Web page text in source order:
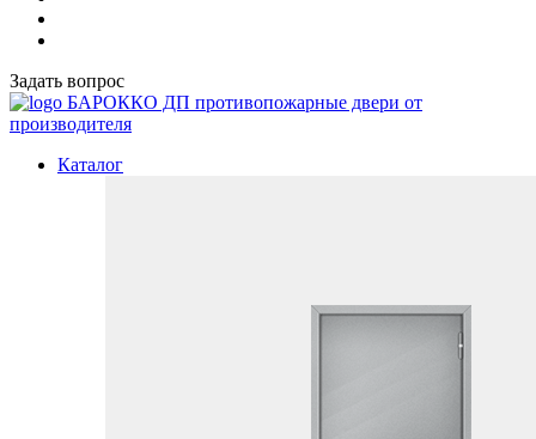
Задать вопрос
БАРОККО ДП противопожарные двери от
производителя
Каталог